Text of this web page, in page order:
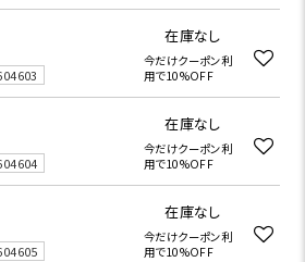
在庫なし
今だけクーポン利
用で10%OFF
在庫なし
今だけクーポン利
用で10%OFF
在庫なし
今だけクーポン利
用で10%OFF